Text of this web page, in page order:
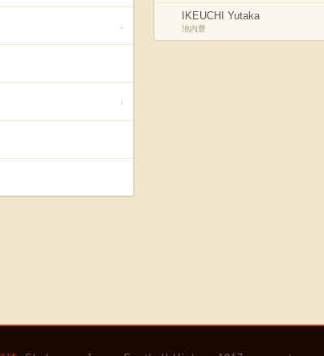
↓
↓
IKEUCHI Yutaka
池内豊